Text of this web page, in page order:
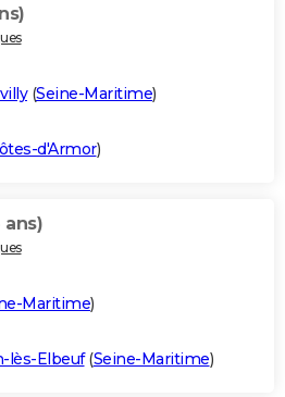
(Seine-Maritime)
d'Armor)
ans)
Maritime)
lès-Elbeuf(Seine-Maritime)